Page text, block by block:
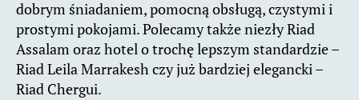
dobrym śniadaniem, pomocną obsługą, czystymi i
prostymi pokojami. Polecamy także niezły Riad
Assalam oraz hotel o trochę lepszym standardzie –
Riad Leila Marrakesh czy już bardziej elegancki –
Riad Chergui.